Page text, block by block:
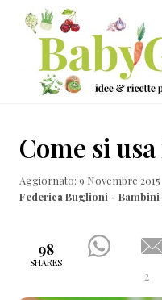
Menu
Passa
contenuto
principale
Passa
laterale
primaria
Passa
ricette
per
(quasi)
green
Come si
Aggiornato: 9 Novembre 2015
Federica Buglioni - Bambini
98
SHARES
2